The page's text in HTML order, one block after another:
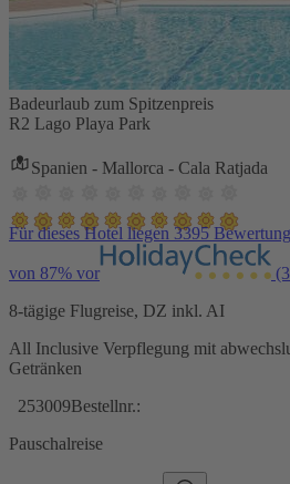
Badeurlaub zum Spitzenpreis
R2 Lago Playa Park
Spanien - Mallorca - Cala Ratjada
Für dieses Hotel liegen 3395
von 87% vor
8-tägige Flugreise, DZ inkl. AI
All Inclusive Verpflegung mit
Getränken
253009Bestellnr.:
Pauschalreise